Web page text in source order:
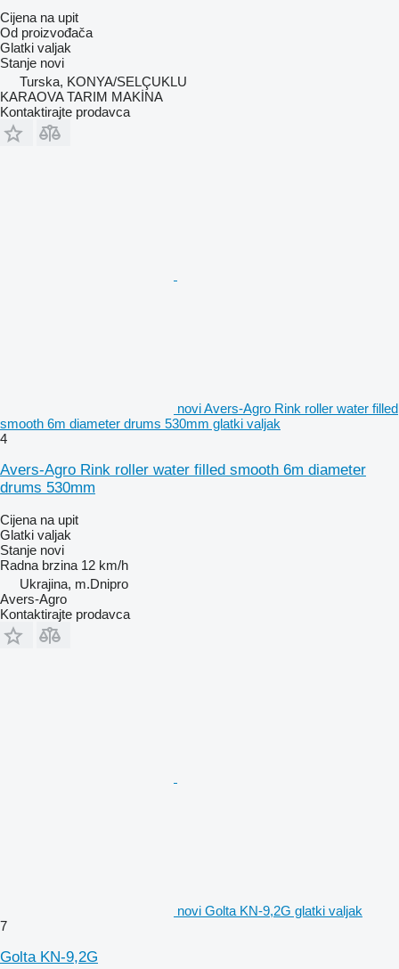
Cijena na upit
Od proizvođača
Glatki valjak
Stanje novi
Turska, KONYA/SELÇUKLU
KARAOVA TARIM MAKİNA
Kontaktirajte prodavca
novi Avers-Agro Rink roller water filled
smooth 6m diameter drums 530mm glatki valjak
4
Avers-Agro Rink roller water filled smooth 6m diameter
drums 530mm
Cijena na upit
Glatki valjak
Stanje novi
Radna brzina 12 km/h
Ukrajina, m.Dnipro
Avers-Agro
Kontaktirajte prodavca
novi Golta KN-9,2G glatki valjak
7
Golta KN-9,2G